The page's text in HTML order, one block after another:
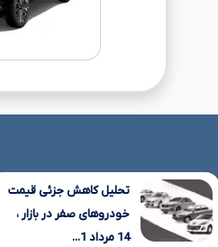
تحلیل کاهش جزئی قیمت
خودروهای صفر در بازار ،
14 مرداد 1...